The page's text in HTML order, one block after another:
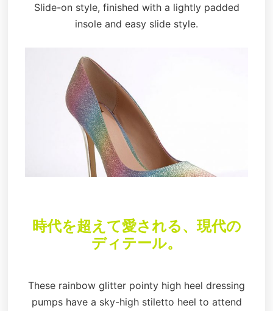
Slide-on style, finished with a lightly padded
insole and easy slide style.
時代を超えて愛される、現代の
ディテール。
These rainbow glitter pointy high heel dressing
pumps have a sky-high stiletto heel to attend